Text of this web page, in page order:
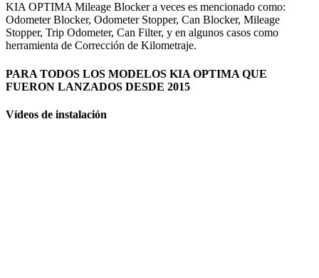
KIA OPTIMA Mileage Blocker a veces es mencionado como:
Odometer Blocker, Odometer Stopper, Can Blocker, Mileage
Stopper, Trip Odometer, Can Filter, y en algunos casos como
herramienta de Corrección de Kilometraje.
PARA TODOS LOS MODELOS KIA OPTIMA QUE
FUERON LANZADOS DESDE 2015
Vídeos de instalación